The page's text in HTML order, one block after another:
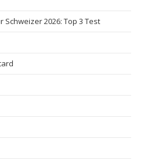
2026: Top 3 Test